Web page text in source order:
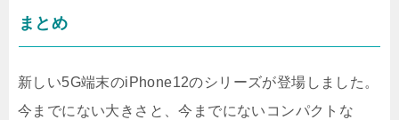
まとめ
新しい5G端末のiPhone12のシリーズが登場しました。
今までにない大きさと、今までにないコンパクトな